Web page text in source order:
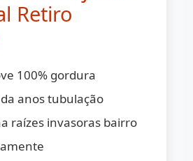
Retiro
100% gordura
anos tubulação
raízes invasoras bairro